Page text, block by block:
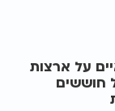
על ארצות
חוששים